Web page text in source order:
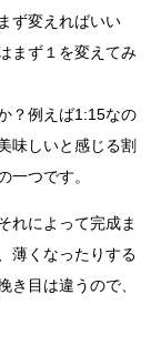
ず変えればいい
まず１を変えてみ
？例えば1:15なの
味しいと感じる割
一つです。
れによって完成ま
薄くなったりする
き目は違うので、